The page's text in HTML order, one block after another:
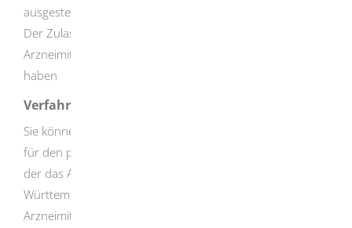
ausgestellt werden.
Der Zulassungsinhaber für das zu exportierende
Arzneimittel muss seinen Sitz in Baden-Württemberg
haben
Verfahrensablauf
Sie können die Zertifikate bei der
für den pharmazeutischen Unternehmer zuständig ist,
der das Arzneimittel
Württemberg ist dies die Leitstelle
Arzneimittelüberwachung Baden-Württemberg am